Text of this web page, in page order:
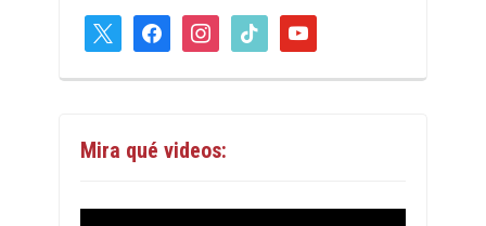
facebookinstagram
tiktok youtube
Mira qué videos: